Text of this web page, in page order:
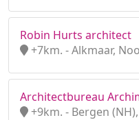
Robin Hurts architect
+7km. - Alkmaar,
Architectbureau
+9km. - Bergen